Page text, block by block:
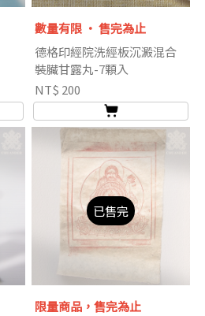
數量有限 ‧ 售完為止
德格印經院洗經板沉澱混合
裝臟甘露丸-7顆入
NT$ 200
已售完
限量商品，售完為止